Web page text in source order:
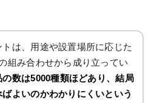
トは、用途や設置場所に応じた
組み合わせから成り立ってい
の数は5000種類ほどあり、結局
ばよいのかわかりにくいという